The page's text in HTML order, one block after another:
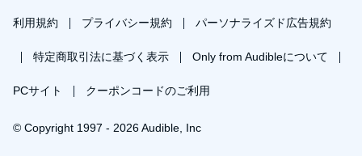
利用規約 プライバシー規約 パーソナライズド広告規約
特定商取引法に基づく表示 Only from Audibleについて
PCサイト クーポンコードのご利用
© Copyright 1997 - 2026 Audible, Inc